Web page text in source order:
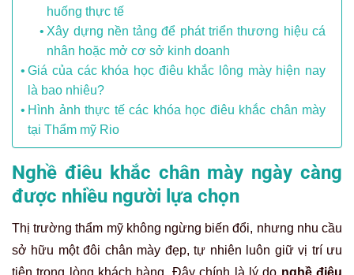
huống thực tế
Xây dựng nền tảng để phát triển thương hiệu cá
nhân hoặc mở cơ sở kinh doanh
Giá của các khóa học điêu khắc lông mày hiện nay
là bao nhiêu?
Hình ảnh thực tế các khóa học điêu khắc chân mày
tại Thẩm mỹ Rio
Nghề điêu khắc chân mày ngày càng
được nhiều người lựa chọn
Thị trường thẩm mỹ không ngừng biến đổi, nhưng nhu cầu
sở hữu một đôi chân mày đẹp, tự nhiên luôn giữ vị trí ưu